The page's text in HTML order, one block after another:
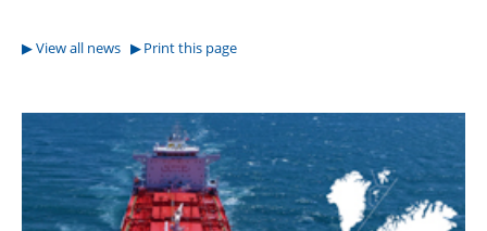
View all news Print this page